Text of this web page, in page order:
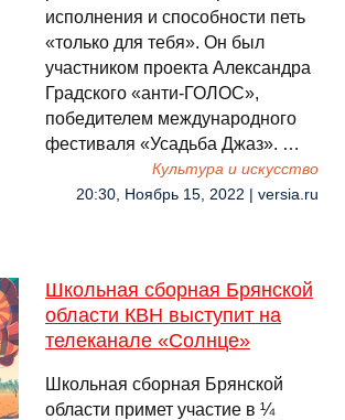
исполнения и способности петь
«только для тебя». Он был
участником проекта Александра
Градского «анти-ГОЛОС»,
победителем международного
фестиваля «Усадьба Джаз». …
Культура и искусство
20:30, Ноябрь 15, 2022 | versia.ru
Школьная сборная Брянской
области КВН выступит на
телеканале «Солнце»
Школьная сборная Брянской
области примет участие в ¼